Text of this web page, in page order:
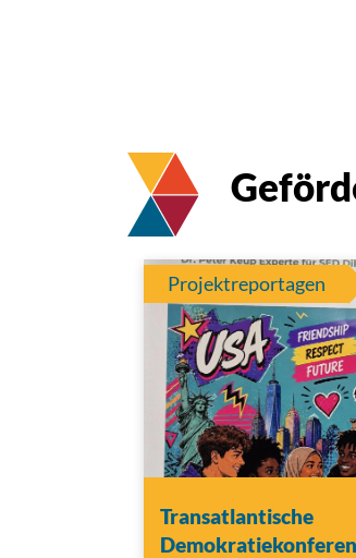
Projektreportagen
Transatlantische